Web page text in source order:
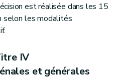
est réalisée dans les 15
selon les modalités
IV
et générales